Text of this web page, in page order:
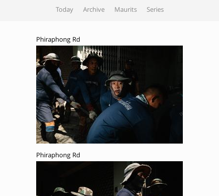
Today Archive Maurits Series
Phiraphong Rd
Phiraphong Rd